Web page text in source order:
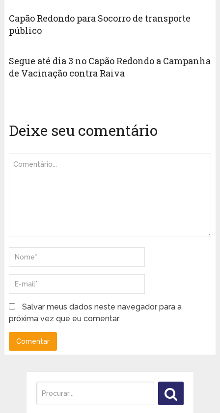
Capão Redondo para Socorro de transporte
público
Segue até dia 3 no Capão Redondo a Campanha
de Vacinação contra Raiva
Deixe seu comentário
Salvar meus dados neste navegador para a
próxima vez que eu comentar.